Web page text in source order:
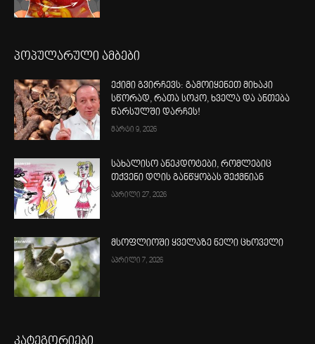
პოპულარული ამბები
ექიმი გვირჩევს: გამოიყენეთ მიხაკი
სწორად, რათა სოკო, ხველა და ანთება
წარსულში დარჩეს!
მარტი 9, 2026
სახალისო ანეკდოტები, რომლებიც
თქვენი დღის განწყობას შექმნიან
აპრილი 27, 2026
მსოფლიოში ყველაზე ნელი ცხოველი
აპრილი 7, 2026